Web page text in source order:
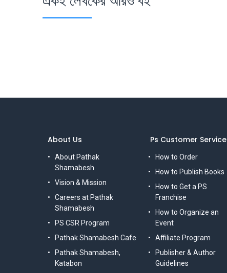
Ps Customer Service
How to Order
How to Publish Books
How to Get a PS
Franchise
How to Organize an
Event
Affiliate Program
Publisher & Author
Guidelines
About Us
About Pathak
Shamabesh
Vision & Mission
Careers at Pathak
Shamabesh
PS CSR Program
Pathak Shamabesh Cafe
Pathak Shamabesh,
Katabon